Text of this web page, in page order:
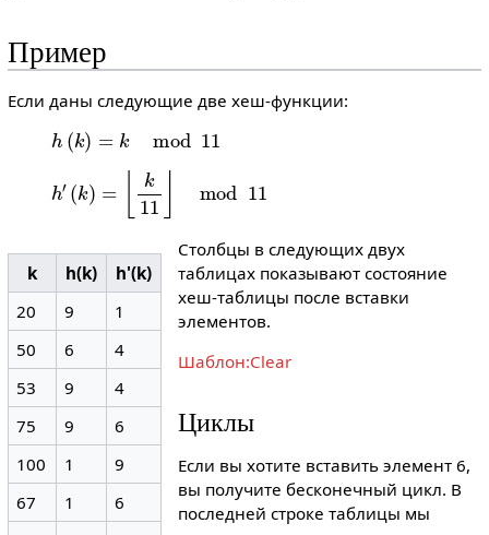
Пример
Если даны следующие две хеш-функции:
k )
h ′ k )= 11⌋mod
k h(k)
h'(k)
20
9
1
50
6
4
53
9
4
75
9
6
100
1
9
67
1
6
Столбцы в следующих двух
таблицах показывают состояние
хеш-таблицы после вставки
элементов.
Шаблон:Clear
Циклы
Если вы хотите вставить элемент 6,
вы получите бесконечный цикл. В
последней строке таблицы мы